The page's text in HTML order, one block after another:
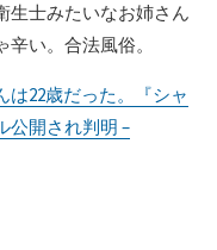
生士みたいなお姉さん
い。合法風俗。
は22歳だった。『シャ
公開され判明 –